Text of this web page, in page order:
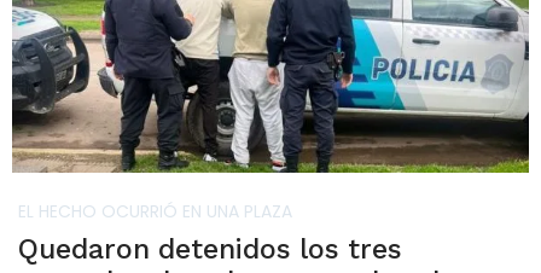
EL HECHO OCURRIÓ EN UNA PLAZA
Quedaron detenidos los tres